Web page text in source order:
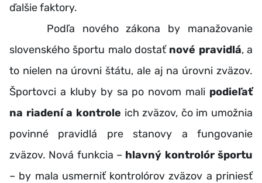
ďalšie faktory.
Podľa nového zákona by manažovanie
slovenského športu malo dostať nové pravidlá, a
to nielen na úrovni štátu, ale aj na úrovni zväzov.
Športovci a kluby by sa po novom mali podieľať
na riadení a kontrole ich zväzov, čo im umožnia
povinné pravidlá pre stanovy a fungovanie
zväzov. Nová funkcia – hlavný kontrolór športu
– by mala usmerniť kontrolórov zväzov a priniesť